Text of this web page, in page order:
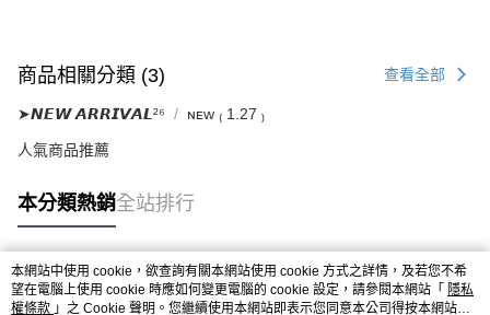
商品相關分類 (3) 查看全部
➤𝙉𝙀𝙒 𝘼𝙍𝙍𝙄𝙑𝘼𝙇²⁶ ɴᴇᴡ ₍ 1.27 ₎
人氣商品推薦
本分類熱銷全站排行
熱門標籤
本網站中使用 cookie，欲查詢有關本網站使用 cookie 方式之詳情，及若您不希
望在電腦上使用 cookie 時應如何變更電腦的 cookie 設定，請參閱本網站「 隱私
權條款 」之 Cookie 聲明。您繼續使用本網站即表示您同意本公司得按本網站使